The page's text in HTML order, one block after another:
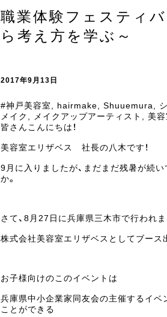
職業体験フェスティ
ら考え方を学ぶ～
2017年9月13日
#神戸美容室 hairmake Shuuemura
メイク
メイクアップアーティスト 美
皆さんこんにちは！
美容室エリザベス 社長の八木です！
9月に入りましたが、まだまだ残暑が続
か。
さて、8月27日に兵庫県三木市で行われ
株式会社美容室エリザベスとしてブース
お子様向けのこのイベントは
兵庫県中小企業家同友会の主催するイベ
ことができる